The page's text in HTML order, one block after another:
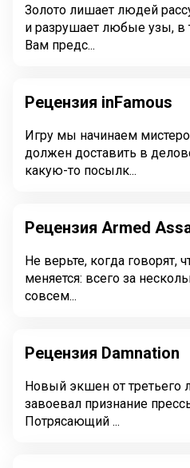
Золото лишает людей
и разрушает любые узы, в
Вам предс...
Рецензия inFamous
Игру мы начинаем
должен доставить в
какую-то посылк...
Рецензия Armed
Не верьте, когда говорят,
меняется: всего за
совсем...
Рецензия Damnation
Новый экшен от третьего
завоевал признание
Потрясающий ...